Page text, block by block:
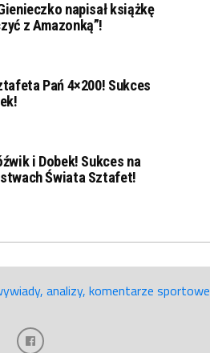
napisał książkę
z Amazonką”!
Pań 4×200! Sukces
i Dobek! Sukces na
Świata Sztafet!